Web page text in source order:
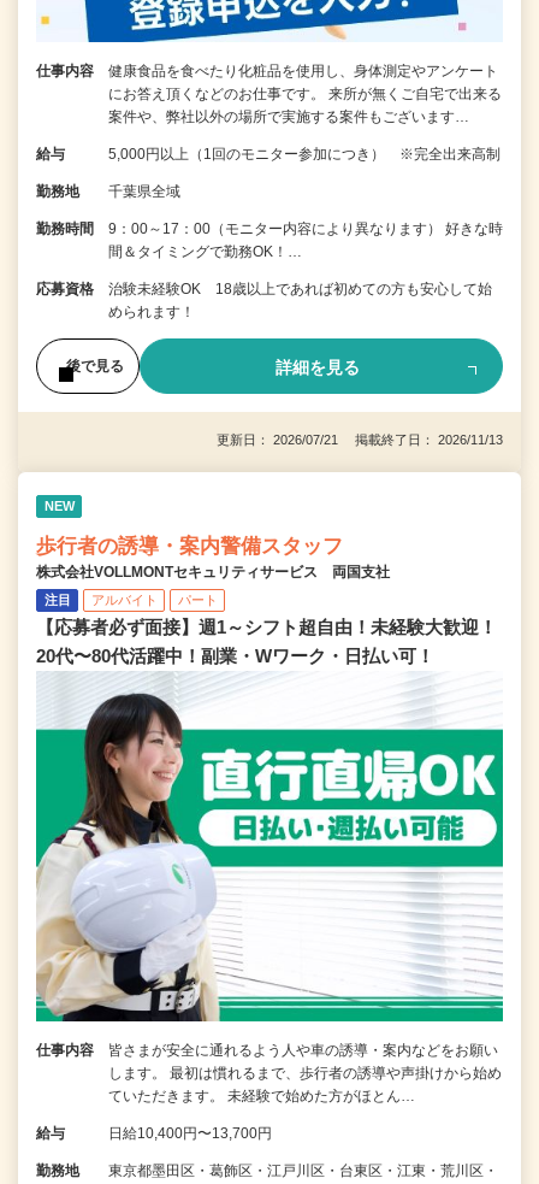
仕事内容
健康食品を食べたり化粧品を使用し、身体測定やアンケート
にお答え頂くなどのお仕事です。 来所が無くご自宅で出来る
案件や、弊社以外の場所で実施する案件もございます…
給与 5,000円以上（1回のモニター参加につき） ※完全出来高制
勤務地 千葉県全域
勤務時間
9：00～17：00（モニター内容により異なります） 好きな時
間＆タイミングで勤務OK！…
応募資格
治験未経験OK 18歳以上であれば初めての方も安心して始
められます！
後で見る 詳細を見る
更新日： 2026/07/21 掲載終了日： 2026/11/13
NEW
歩行者の誘導・案内警備スタッフ
株式会社VOLLMONTセキュリティサービス 両国支社
注目 アルバイト パート
【応募者必ず面接】週1～シフト超自由！未経験大歓迎！
20代〜80代活躍中！副業・Wワーク・日払い可！
仕事内容
皆さまが安全に通れるよう人や車の誘導・案内などをお願い
します。 最初は慣れるまで、歩行者の誘導や声掛けから始め
ていただきます。 未経験で始めた方がほとん…
給与 日給10,400円〜13,700円
勤務地
東京都墨田区・葛飾区・江戸川区・台東区・江東・荒川区・